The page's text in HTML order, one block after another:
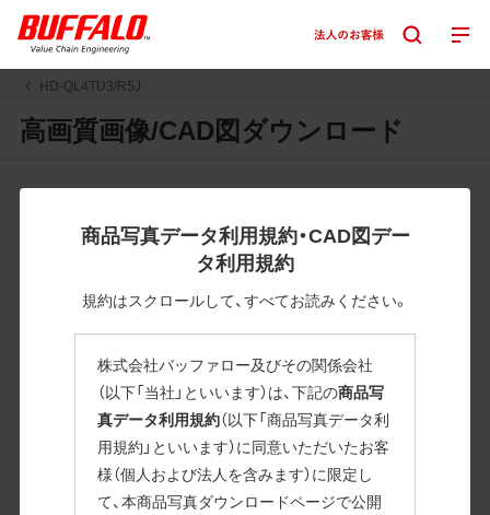
HD-QL4TU3/R5J
高画質画像/CAD図ダウンロード
商品写真データ利用規約・CAD図デー
タ利用規約
規約はスクロールして、すべてお読みください。
株式会社バッファロー及びその関係会社
（以下「当社」といいます）は、下記の商品写
真データ利用規約（以下「商品写真データ利
用規約」といいます）に同意いただいたお客
様（個人および法人を含みます）に限定し
て、本商品写真ダウンロードページで公開
すと圧縮ファイルのダウンロードが始まります。
JPEG・EPSファイルにはパスが設定されています。画像編集
の際に便利です。PNG画像は原則として背景を透過したもの
を提供しています。
掲載データ「JPEG、PNG : 低解像度(RGBカラー)」 「EPS : 高
解像度(CMYKカラー)」
HD-QL4TU3/R5J